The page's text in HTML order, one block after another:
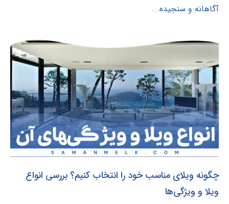
آگاهانه و سنجیده...
چگونه ویلای مناسب خود را انتخاب کنیم؟ بررسی انواع
ویلا و ویژگی‌ها